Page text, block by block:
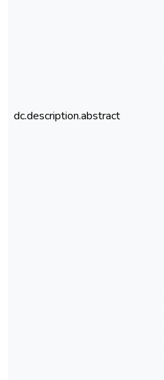
dc.description.abstract